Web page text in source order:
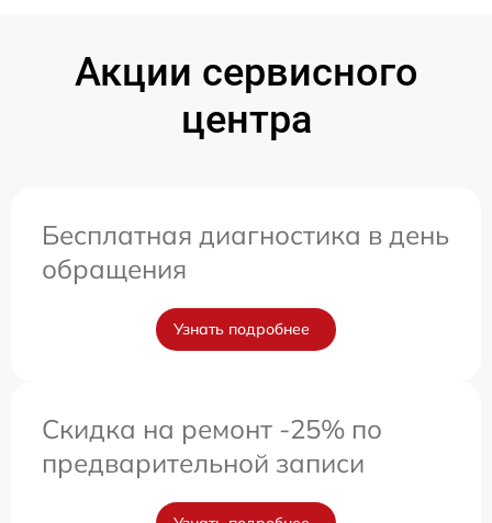
Акции сервисного
центра
Бесплатная диагностика в день
обращения
Узнать подробнее
Скидка на ремонт -25% по
предварительной записи